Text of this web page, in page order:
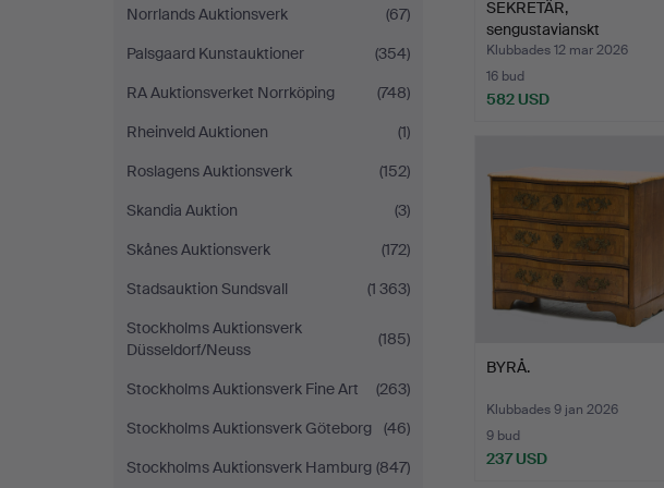
Norrlands Auktionsverk
(67)
Palsgaard Kunstauktioner
(354)
RA Auktionsverket Norrköping
(748)
Rheinveld Auktionen
(1)
Roslagens Auktionsverk
(152)
Skandia Auktion
(3)
Skånes Auktionsverk
(172)
Stadsauktion Sundsvall
(1 363)
Stockholms Auktionsverk
Düsseldorf/Neuss
(185)
Stockholms Auktionsverk Fine Art
(263)
Stockholms Auktionsverk Göteborg
(46)
Stockholms Auktionsverk Hamburg (847)
SEKRETÄR,
sengustavianskt
stockholmsarbete…
Klubbades 12 mar 2026
16 bud
582 USD
BYRÅ.
Klubbades 9 jan 2026
9 bud
237 USD